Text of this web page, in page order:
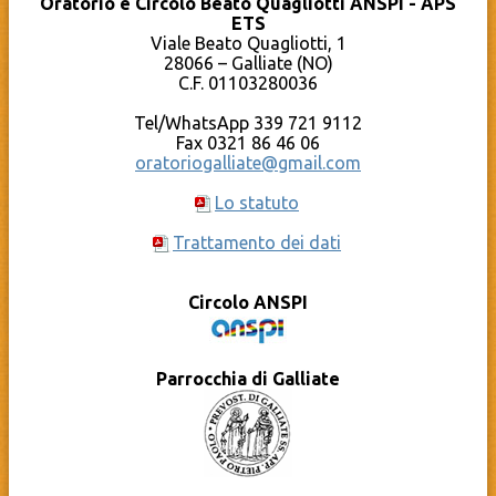
Sport
YouTube – Oratorio Beato Quagliotti
ETS
Viale Beato Quagliotti, 1
28066 – Galliate (NO)
C.F. 01103280036
Tel/WhatsApp 339 721 9112
Fax 0321 86 46 06
oratoriogalliate@gmail.com
Lo statuto
Trattamento dei dati
Circolo ANSPI
Parrocchia di Galliate